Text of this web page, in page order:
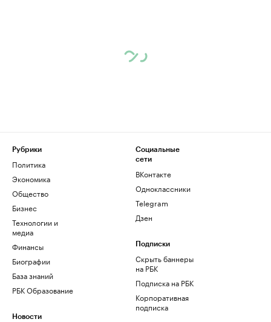
Рубрики
Политика
Экономика
Общество
Бизнес
Технологии и
медиа
Финансы
Биографии
База знаний
РБК Образование
Новости
Социальные
сети
ВКонтакте
Одноклассники
Telegram
Дзен
Подписки
Скрыть баннеры
на РБК
Подписка на РБК
Корпоративная
подписка